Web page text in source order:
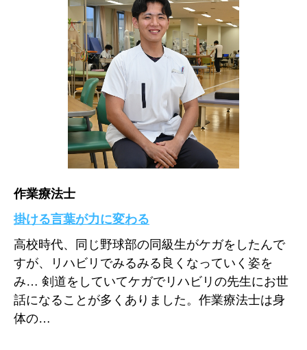
作業療法士
掛ける言葉が力に変わる
高校時代、同じ野球部の同級生がケガをしたんで
すが、リハビリでみるみる良くなっていく姿を
み… 剣道をしていてケガでリハビリの先生にお世
話になることが多くありました。作業療法士は身
体の…